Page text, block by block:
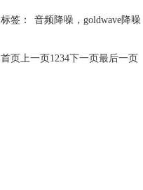
标签： 音频降噪 ，goldwave降噪
首页上一页1234下一页最后一页